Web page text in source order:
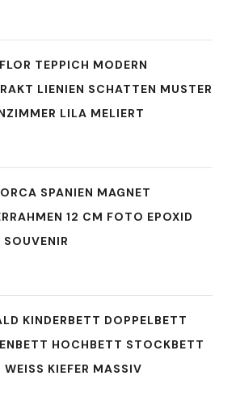
TEPPICH MODERN
LIENIEN SCHATTEN MUSTER
LILA MELIERT
SPANIEN MAGNET
12 CM FOTO EPOXID
SOUVENIR
KINDERBETT DOPPELBETT
HOCHBETT STOCKBETT
WEISS KIEFER MASSIV